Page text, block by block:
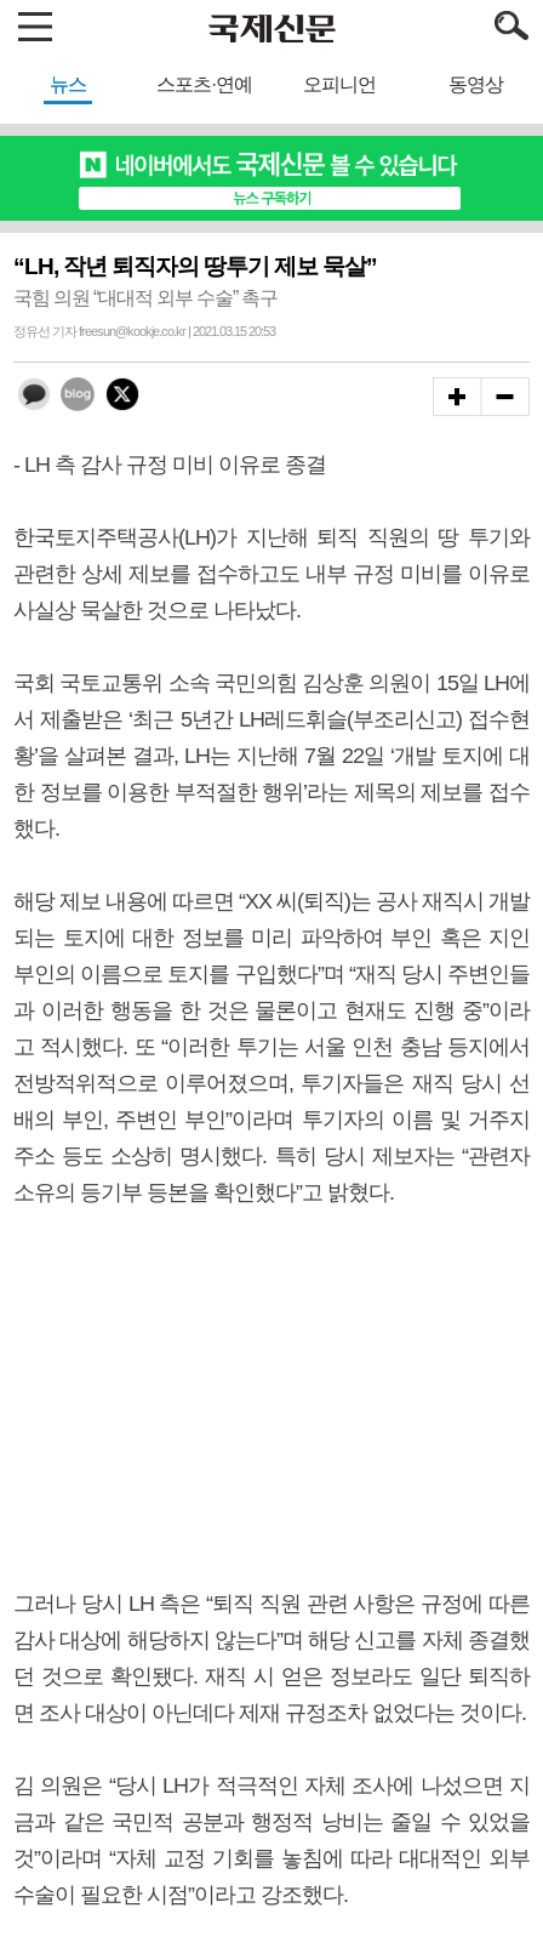
뉴스 스포츠·연예 오피니언 동영상
“LH, 작년 퇴직자의 땅투기 제보 묵살”
국힘 의원 “대대적 외부 수술” 촉구
정유선 기자 freesun@kookje.co.kr | 2021.03.15 20:53
- LH 측 감사 규정 미비 이유로 종결
한국토지주택공사(LH)가 지난해 퇴직 직원의 땅 투기와
관련한 상세 제보를 접수하고도 내부 규정 미비를 이유로
사실상 묵살한 것으로 나타났다.
국회 국토교통위 소속 국민의힘 김상훈 의원이 15일 LH에
서 제출받은 ‘최근 5년간 LH레드휘슬(부조리신고) 접수현
황’을 살펴본 결과, LH는 지난해 7월 22일 ‘개발 토지에 대
한 정보를 이용한 부적절한 행위’라는 제목의 제보를 접수
했다.
해당 제보 내용에 따르면 “XX 씨(퇴직)는 공사 재직시 개발
되는 토지에 대한 정보를 미리 파악하여 부인 혹은 지인
부인의 이름으로 토지를 구입했다”며 “재직 당시 주변인들
과 이러한 행동을 한 것은 물론이고 현재도 진행 중”이라
고 적시했다. 또 “이러한 투기는 서울 인천 충남 등지에서
전방적위적으로 이루어졌으며, 투기자들은 재직 당시 선
배의 부인, 주변인 부인”이라며 투기자의 이름 및 거주지
주소 등도 소상히 명시했다. 특히 당시 제보자는 “관련자
소유의 등기부 등본을 확인했다”고 밝혔다.
그러나 당시 LH 측은 “퇴직 직원 관련 사항은 규정에 따른
감사 대상에 해당하지 않는다”며 해당 신고를 자체 종결했
던 것으로 확인됐다. 재직 시 얻은 정보라도 일단 퇴직하
면 조사 대상이 아닌데다 제재 규정조차 없었다는 것이다.
김 의원은 “당시 LH가 적극적인 자체 조사에 나섰으면 지
금과 같은 국민적 공분과 행정적 낭비는 줄일 수 있었을
것”이라며 “자체 교정 기회를 놓침에 따라 대대적인 외부
수술이 필요한 시점”이라고 강조했다.